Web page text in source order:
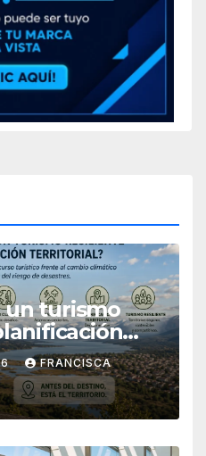
un turismo
FRANCISCA